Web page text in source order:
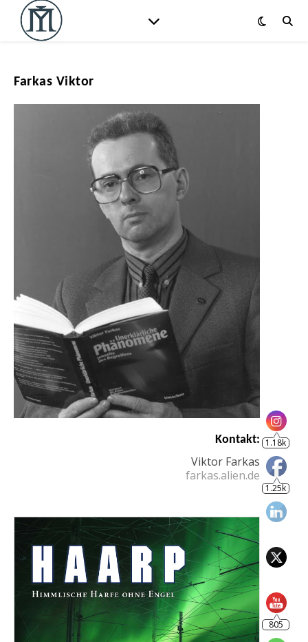
Farkas Viktor
Kontakt:
Viktor Farkas
farkas.alien.de
1.25k